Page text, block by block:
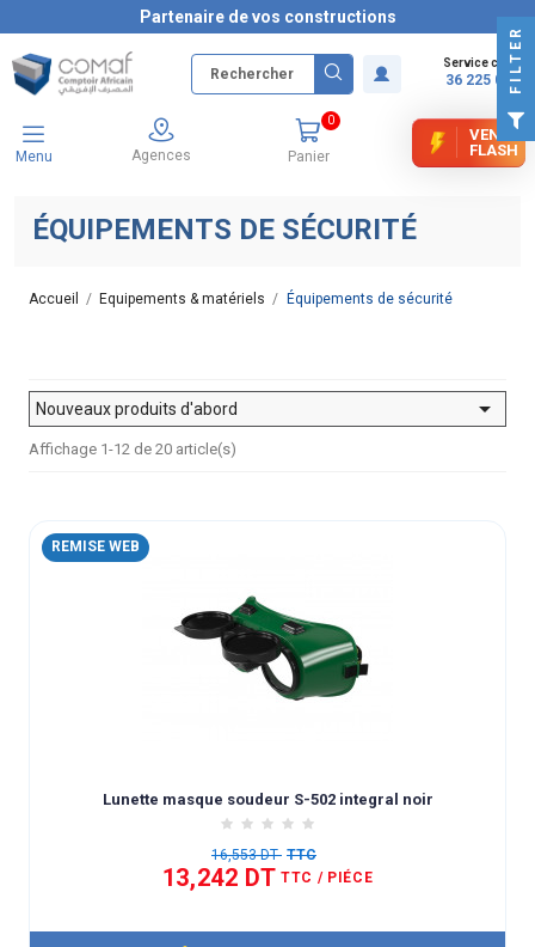
Partenaire de vos constructions
Service client
36 225 000
Menu Agences Panier
0
VENTE
FLASH
ÉQUIPEMENTS DE SÉCURITÉ
Accueil Equipements & matériels Équipements de sécurité
Nouveaux produits d'abord 
Affichage 1-12 de 20 article(s)
REMISE WEB
Lunette masque soudeur S-502 integral noir
16,553 DT TTC
13,242 DT TTC / PIÉCE
FILTER